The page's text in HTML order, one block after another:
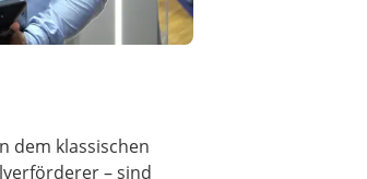
dem klassischen
– sind